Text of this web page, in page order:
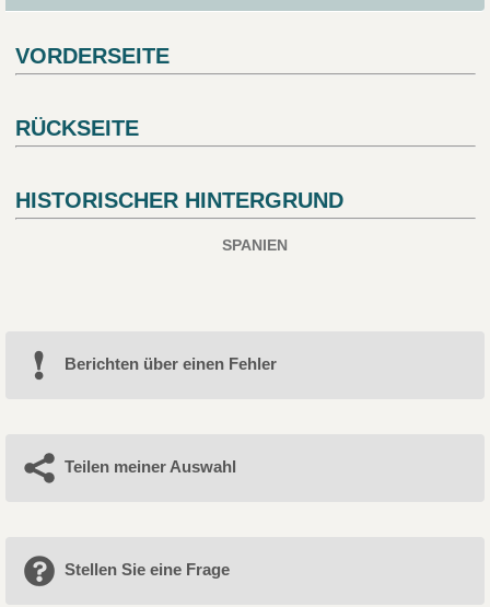
VORDERSEITE
RÜCKSEITE
HISTORISCHER HINTERGRUND
SPANIEN
Berichten über einen Fehler
Teilen meiner Auswahl
Stellen Sie eine Frage